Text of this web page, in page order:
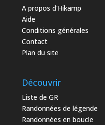
A propos d'Hikamp
Aide
Conditions générales
Contact
Plan du site
Découvrir
Liste de GR
Randonnées de légende
Randonnées en boucle